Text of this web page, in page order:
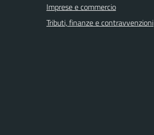
Imprese e commercio
Tributi, finanze e contravvenzioni